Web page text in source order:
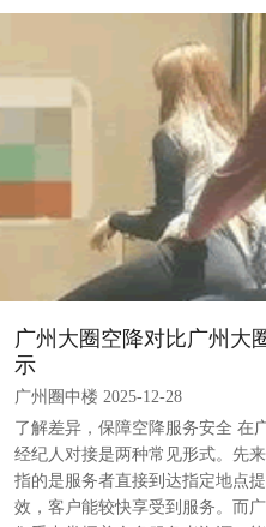
广州大圈空降对比广州大
示
广州圈中楼 2025-12-28
了解差异，保障空降服务安全 在
经纪人对接是两种常见形式。先
指的是服务者直接到达指定地点
效，客户能较快享受到服务。而